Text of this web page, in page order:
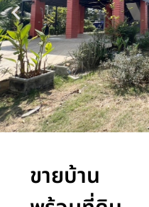
ขายบ้าน